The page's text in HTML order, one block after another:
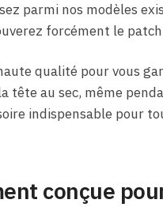
parmi nos modèles
forcément le
qualité pour vous
au sec, même
indispensable pour
conçue